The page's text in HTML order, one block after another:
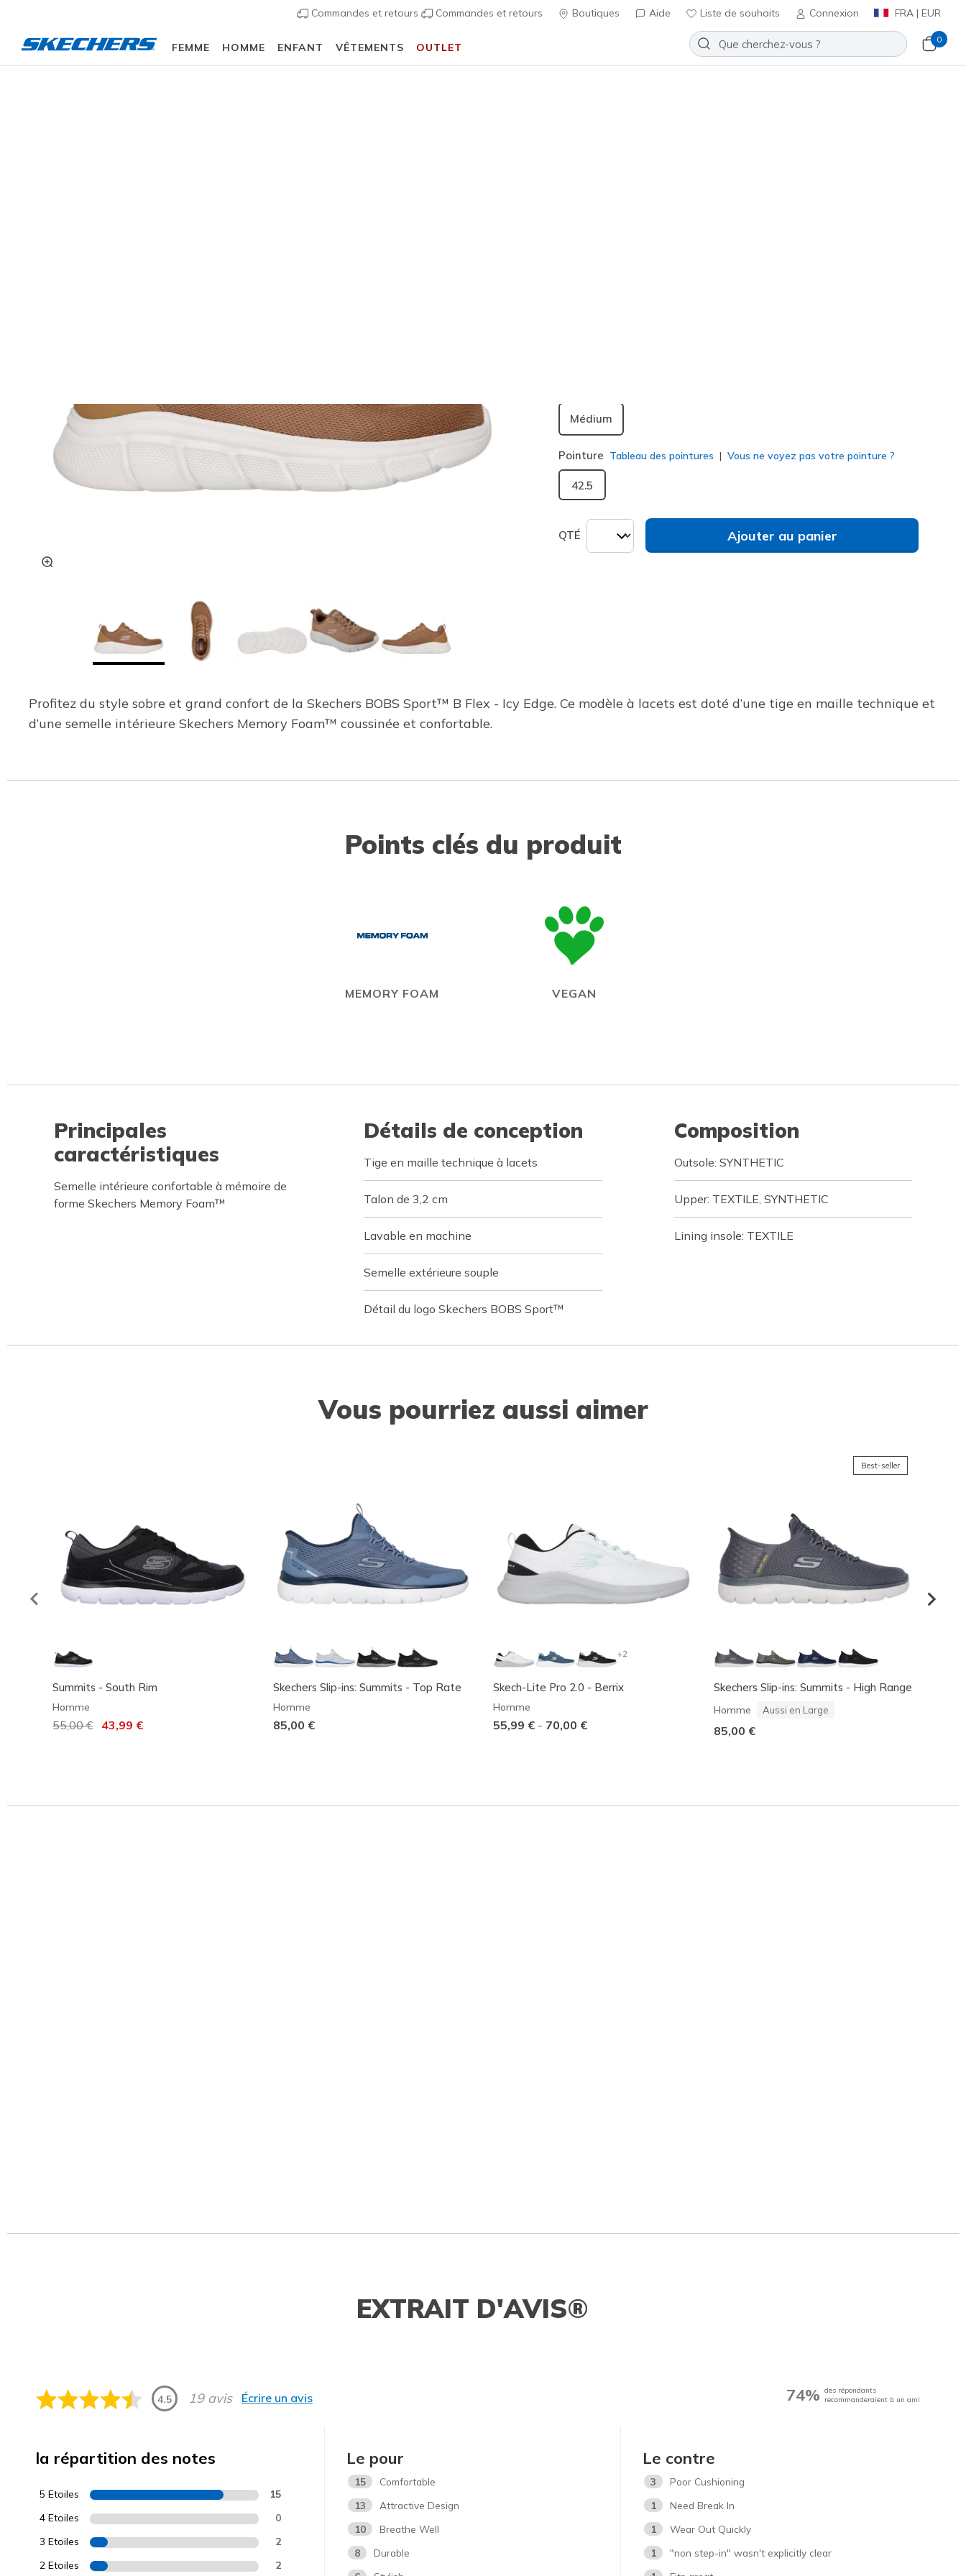
Commandes et retours Commandes et retours Boutiques Aide Liste de souhaits Connexion FRA | EUR
FEMME HOMME ENFANT VÊTEMENTS OUTLET
0
Médium
Pointure Tableau des pointures Vous ne voyez pas votre pointure ?
42.5
QTÉ Ajouter au panier
Profitez du style sobre et grand confort de la Skechers BOBS Sport™ B Flex - Icy Edge. Ce modèle à lacets est doté d’une tige en maille technique et
d’une semelle intérieure Skechers Memory Foam™ coussinée et confortable.
Points clés du produit
MEMORY FOAM VEGAN
Principales
caractéristiques
Semelle intérieure confortable à mémoire de
forme Skechers Memory Foam™
Détails de conception
Tige en maille technique à lacets
Talon de 3,2 cm
Lavable en machine
Semelle extérieure souple
Détail du logo Skechers BOBS Sport™
Composition
Outsole: SYNTHETIC
Upper: TEXTILE, SYNTHETIC
Lining insole: TEXTILE
Vous pourriez aussi aimer
Summits - South Rim
Homme
Prix réduit de
55,00 € 43,99 €
Skechers Slip-ins: Summits - Top Rate
Homme
85,00 €
+2
Skech-Lite Pro 2.0 - Berrix
Homme
55,99 € - 70,00 €
Best-seller
Skechers Slip-ins: Summits - High Range
Homme Aussi en Large
85,00 €
EXTRAIT D'AVIS®
4.5 19 avis Écrire un avis 74% des répondants
recommanderaient à un ami
la répartition des notes
5 Etoiles 15
4 Etoiles 0
3 Etoiles 2
2 Etoiles 2
Le pour
15
Comfortable
13
Attractive Design
10
Breathe Well
8
Durable
Le contre
3
Poor Cushioning
1
Need Break In
1
Wear Out Quickly
1
"non step-in" wasn't explicitly clear